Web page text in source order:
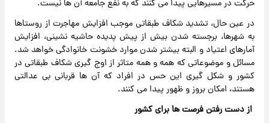
حرکت در مسیرهایی پیدا می کنند که به نفع جامعه آن ها نیست.
در عین حال، تشدید شکاف طبقاتی موجب افزایش مهاجرت از روستاها
به شهرها، برجسته شدن بیش از پیش پدیده حاشیه نشینی، افزایش
آمارهای اعتیاد و البته بیشتر شدن موارد خشونت خانوادگی خواهد شد.
مسائل و موضوعاتی که همه و همه متاثر از اوج گیری شکاف طبقاتی در
کشور و شکل گیری این حس در افراد که آن ها قربانی بی عدالتی
هستند، امکان بروز و ظهور پیدا می کنند.
از دست رفتن فرصت ها برای کشور